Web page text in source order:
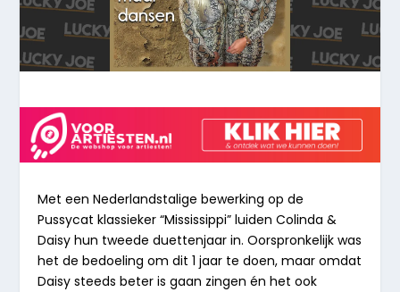
Met een Nederlandstalige bewerking op de
Pussycat klassieker “Mississippi” luiden Colinda &
Daisy hun tweede duettenjaar in. Oorspronkelijk was
het de bedoeling om dit 1 jaar te doen, maar omdat
Daisy steeds beter is gaan zingen én het ook